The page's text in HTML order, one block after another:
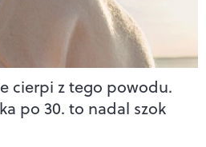
cierpi z tego powodu.
po 30. to nadal szok